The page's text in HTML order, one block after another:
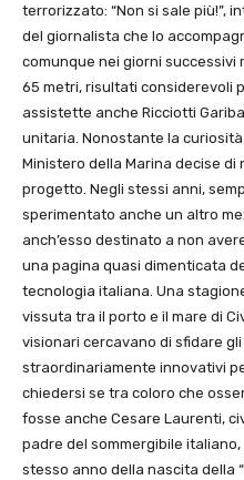
terrorizzato: “Non si sale più!”,
del giornalista che lo
comunque nei giorni
65 metri, risultati considerevoli
assistette anche Ricciotti
unitaria. Nonostante la
Ministero della Marina decise
progetto. Negli stessi anni,
sperimentato anche un altro
anch’esso destinato a non
una pagina quasi dimenticata
tecnologia italiana. Una
vissuta tra il porto e il mare di
visionari cercavano di sfidare
straordinariamente innovativi
chiedersi se tra coloro che
fosse anche Cesare Laurenti,
padre del sommergibile
stesso anno della nascita della